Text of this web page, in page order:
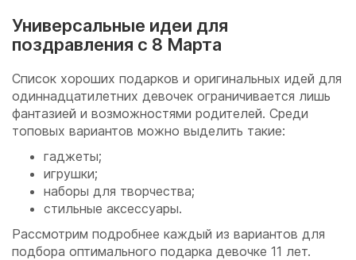
Универсальные идеи для
поздравления с 8 Марта
Список хороших подарков и оригинальных идей для
одиннадцатилетних девочек ограничивается лишь
фантазией и возможностями родителей. Среди
топовых вариантов можно выделить такие:
гаджеты;
игрушки;
наборы для творчества;
стильные аксессуары.
Рассмотрим подробнее каждый из вариантов для
подбора оптимального подарка девочке 11 лет.